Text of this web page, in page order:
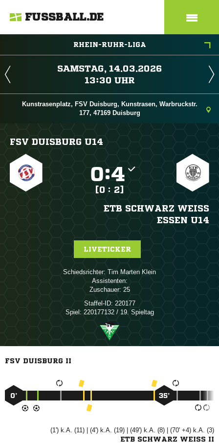
FUSSBALL.DE
RHEIN-RUHR-LIGA
 
 
Kunstrasenplatz, FSV Duisburg, Kunstrasen, Warbruckstr.
177, 47169 Duisburg
FSV DUISBURG U14
:
[0 : 2]
ETB SCHWARZ WEISS E
SSEN U14
LIVETICKER
Schiedsrichter:   
Assistenten:
Zuschauer: 25
Staffel-ID: 220177
Spiel: 220177132 / 19. Spieltag
FSV DUISBURG II
0’ 35’
(1') k.A. (11) | (4') k.A. (19) | (49') k.A. (8) | (70' +4) k.A. (3)
ETB SCHWARZ WEISS II